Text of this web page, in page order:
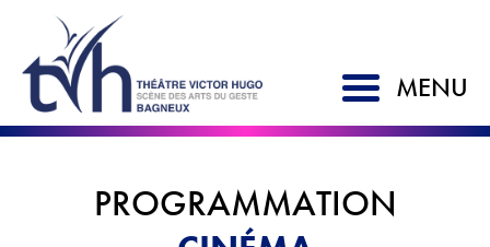
MENU
PROGRAMMATION